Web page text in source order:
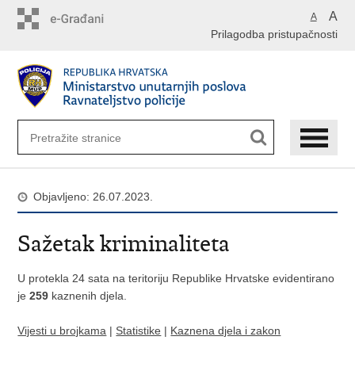
A A
Prilagodba pristupačnosti
Objavljeno: 26.07.2023.
Sažetak kriminaliteta
U protekla 24 sata na teritoriju Republike Hrvatske evidentirano
je259 kaznenih djela.
Vijesti u brojkama | Statistike | Kaznena djela i zakon